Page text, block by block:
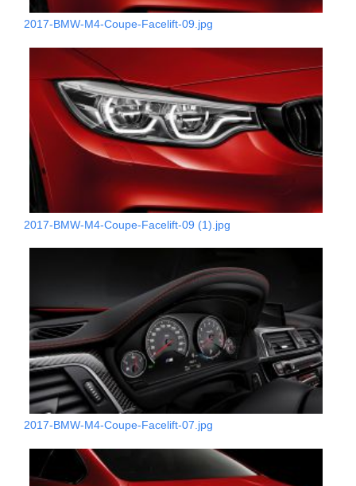
2017-BMW-M4-Coupe-Facelift-09.jpg
2017-BMW-M4-Coupe-Facelift-09 (1).jpg
2017-BMW-M4-Coupe-Facelift-07.jpg